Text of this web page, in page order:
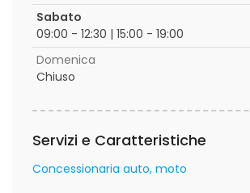
Sabato
09:00 - 12:30 | 15:00 - 19:00
Domenica
Chiuso
Servizi e Caratteristiche
Concessionaria auto, moto